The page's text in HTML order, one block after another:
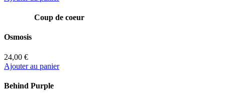
Coup de coeur
Osmosis
24,00 €
Ajouter au panier
Behind Purple